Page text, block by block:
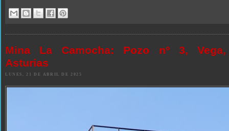
Mina La Camocha: Pozo nº 3,
Asturias
LUNES, 21 DE ABRIL DE 2025